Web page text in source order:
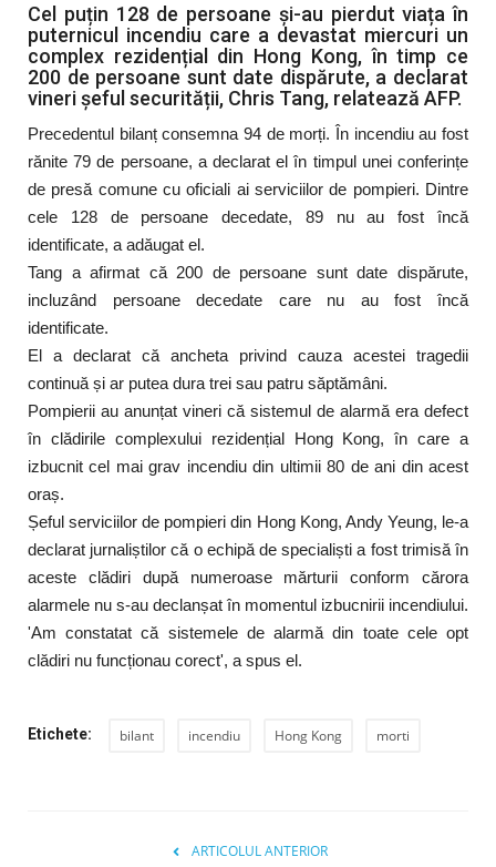
Cel puțin 128 de persoane și-au pierdut viața în
puternicul incendiu care a devastat miercuri un
complex rezidențial din Hong Kong, în timp ce
200 de persoane sunt date dispărute, a declarat
vineri șeful securității, Chris Tang, relatează AFP.
Precedentul bilanț consemna 94 de morți. În incendiu au fost
rănite 79 de persoane, a declarat el în timpul unei conferințe
de presă comune cu oficiali ai serviciilor de pompieri. Dintre
cele 128 de persoane decedate, 89 nu au fost încă
identificate, a adăugat el.
Tang a afirmat că 200 de persoane sunt date dispărute,
incluzând persoane decedate care nu au fost încă
identificate.
El a declarat că ancheta privind cauza acestei tragedii
continuă și ar putea dura trei sau patru săptămâni.
Pompierii au anunțat vineri că sistemul de alarmă era defect
în clădirile complexului rezidențial Hong Kong, în care a
izbucnit cel mai grav incendiu din ultimii 80 de ani din acest
oraș.
Șeful serviciilor de pompieri din Hong Kong, Andy Yeung, le-a
declarat jurnaliștilor că o echipă de specialiști a fost trimisă în
aceste clădiri după numeroase mărturii conform cărora
alarmele nu s-au declanșat în momentul izbucnirii incendiului.
'Am constatat că sistemele de alarmă din toate cele opt
clădiri nu funcționau corect', a spus el.
Etichete: bilant incendiu Hong Kong morti
ARTICOLUL ANTERIOR